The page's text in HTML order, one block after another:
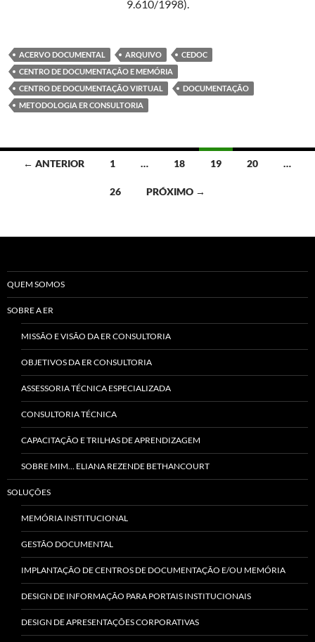
9.610/1998).
ACERVO DOCUMENTAL ARQUIVO
CEDOC
CENTRO DE DOCUMENTAÇÃO E MEMÓRIA
CENTRO DE DOCUMENTAÇÃO VIRTUAL
DOCUMENTAÇÃO
METODOLOGIA ER CONSULTORIA
Navegação
← ANTERIOR 1 … 18 19 20 …
26 PRÓXIMO →
QUEM SOMOS
SOBRE A ER
MISSÃO E VISÃO DA ER CONSULTORIA
OBJETIVOS DA ER CONSULTORIA
ASSESSORIA TÉCNICA ESPECIALIZADA
CONSULTORIA TÉCNICA
CAPACITAÇÃO E TRILHAS DE APRENDIZAGEM
SOBRE MIM… ELIANA REZENDE BETHANCOURT
SOLUÇÕES
MEMÓRIA INSTITUCIONAL
GESTÃO DOCUMENTAL
IMPLANTAÇÃO DE CENTROS DE DOCUMENTAÇÃO E/OU MEMÓRIA
DESIGN DE INFORMAÇÃO PARA PORTAIS INSTITUCIONAIS
DESIGN DE APRESENTAÇÕES CORPORATIVAS